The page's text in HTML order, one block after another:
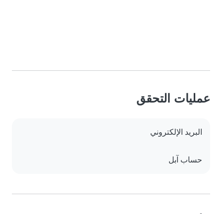
عمليات التحقق
البريد الإلكتروني
حساب آبل